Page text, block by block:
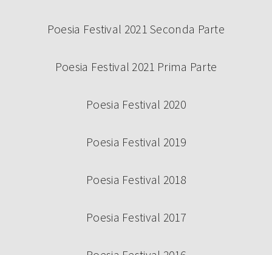
Poesia Festival 2021 Seconda Parte
Poesia Festival 2021 Prima Parte
Poesia Festival 2020
Poesia Festival 2019
Poesia Festival 2018
Poesia Festival 2017